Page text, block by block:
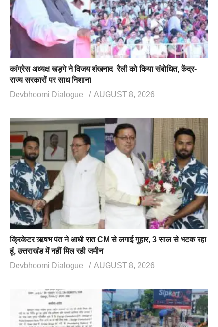
कांग्रेस अध्यक्ष खड़गे ने विजय शंखनाद रैली को किया संबोधित, केंद्र-
राज्य सरकारों पर साध निशाना
Devbhoomi Dialogue
AUGUST 8, 2026
क्रिकेटर ऋषभ पंत ने आधी रात CM से लगाई गुहार, 3 साल से भटक रहा
हूं, उत्तराखंड में नहीं मिल रही जमीन
Devbhoomi Dialogue
AUGUST 8, 2026